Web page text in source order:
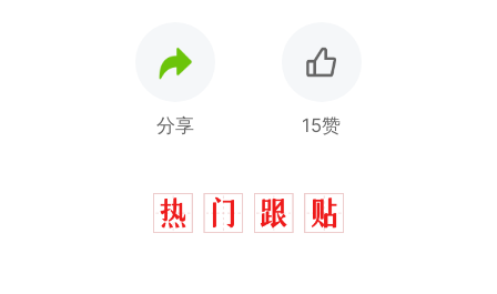
分享 15赞